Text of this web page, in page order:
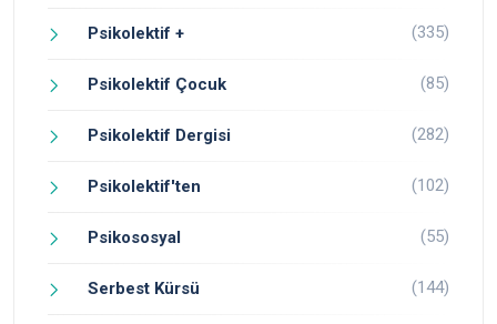
Psikolektif + (335)
Psikolektif Çocuk (85)
Psikolektif Dergisi (282)
Psikolektif'ten (102)
Psikososyal (55)
Serbest Kürsü (144)